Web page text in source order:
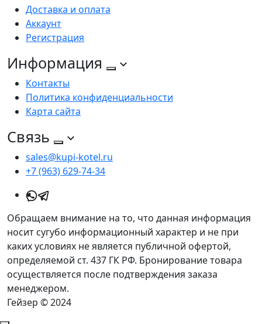
Доставка и оплата
Аккаунт
Регистрация
Информация
Контакты
Политика конфиденциальности
Карта сайта
Связь
sales@kupi-kotel.ru
+7 (963) 629-74-34
Обращаем внимание на то, что данная информация
носит сугубо информационный характер и не при
каких условиях не является публичной офертой,
определяемой ст. 437 ГК РФ. Бронирование товара
осуществляется после подтверждения заказа
менеджером.
Гейзер © 2024